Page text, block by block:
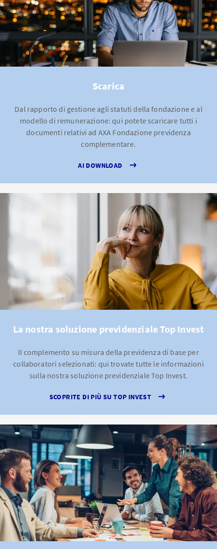
Scarica
Dal rapporto di gestione agli statuti della fondazione e al
modello di remunerazione: qui potete scaricare tutti i
documenti relativi ad AXA Fondazione previdenza
complementare.
AI DOWNLOAD
La nostra soluzione previdenziale Top Invest
Il complemento su misura della previdenza di base per
collaboratori selezionati: qui trovate tutte le informazioni
sulla nostra soluzione previdenziale Top Invest.
SCOPRITE DI PIÙ SU TOP INVEST